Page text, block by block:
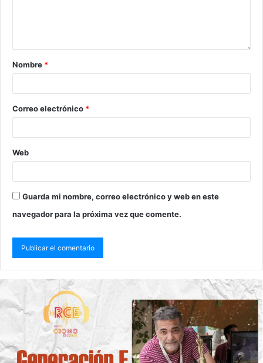
Nombre *
Correo electrónico *
Web
Guarda mi nombre, correo electrónico y web en este
navegador para la próxima vez que comente.